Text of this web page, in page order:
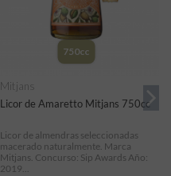
750cc
Licor de Amaretto Mitjans 750cc
Mitjans
Licor de almendras seleccionadas
macerado naturalmente. Marca
Mitjans. Concurso: Sip Awards Año:
2019...